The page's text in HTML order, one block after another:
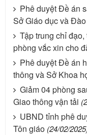
Phê duyệt Đề án
Sở Giáo dục và
Tập trung chỉ
phòng vắc xin cho
Phê duyệt Đề án
thông và Sở Khoa
Giảm 04 phòng
Giao thông vận tải
UBND tỉnh phê
Tôn giáo (24/02/